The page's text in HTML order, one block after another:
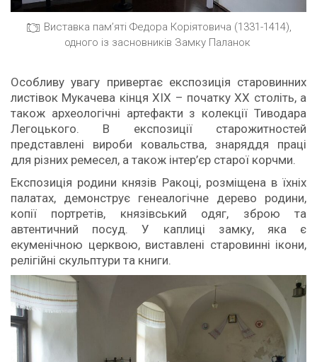
Виставка пам’яті Федора Коріятовича (1331-1414),
одного із засновників Замку Паланок
Особливу увагу привертає експозиція старовинних
листівок Мукачева кінця XIX – початку XX століть, а
також археологічні артефакти з колекції Тиводара
Легоцького. В експозиції старожитностей
представлені вироби ковальства, знаряддя праці
для різних ремесел, а також інтер’єр старої корчми.
Експозиція родини князів Ракоці, розміщена в їхніх
палатах, демонструє генеалогічне дерево родини,
копії портретів, князівський одяг, зброю та
автентичний посуд. У каплиці замку, яка є
екуменічною церквою, виставлені старовинні ікони,
релігійні скульптури та книги.